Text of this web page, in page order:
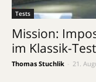
Tests
Mission:
im Klassik-
Thomas Stuchlik 21.